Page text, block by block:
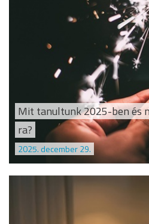
Mit tanultunk 2025-ben és
ra?
2025. december 29.